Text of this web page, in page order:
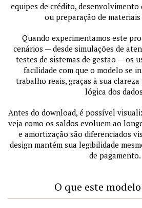
equipes de crédito,
ou preparação de
Quando experimentamos este
cenários — desde simulações de
testes de sistemas de gestão — os
facilidade com que o modelo se
trabalho reais, graças à sua
lógica dos
Antes do download, é possível
veja como os saldos evoluem ao
e amortização são diferenciados
design mantém sua legibilidade
de pagamento.
O que este